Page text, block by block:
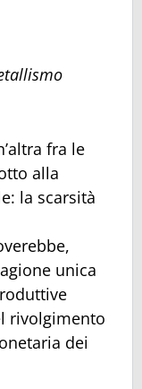
fra le
alla
la scarsità
unica
rivolgimento
dei